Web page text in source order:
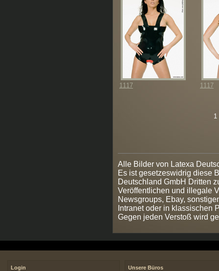
1117 1117
1
Alle Bilder von Latexa
Es ist gesetzeswidrig diese
Deutschland GmbH Dritten
Veröffentlichen und illegale
Newsgroups, Ebay,
Intranet oder in klassischen
Gegen jeden Verstoß wird
Login Unsere Büros